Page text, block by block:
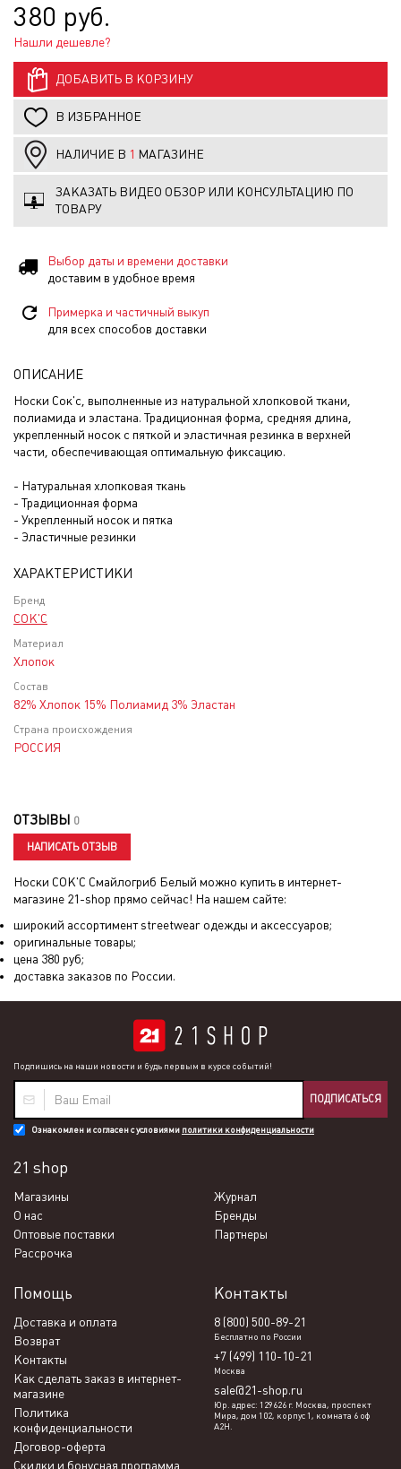
380 руб.
Нашли дешевле?
ДОБАВИТЬ В КОРЗИНУ
В ИЗБРАННОЕ
НАЛИЧИЕ В 1 МАГАЗИНЕ
ЗАКАЗАТЬ ВИДЕО ОБЗОР ИЛИ КОНСУЛЬТАЦИЮ ПО
ТОВАРУ
Выбор даты и времени доставки
доставим в удобное время
Примерка и частичный выкуп
для всех способов доставки
ОПИСАНИЕ
Носки Сок'с, выполненные из натуральной хлопковой ткани,
полиамида и эластана. Традиционная форма, средняя длина,
укрепленный носок с пяткой и эластичная резинка в верхней
части, обеспечивающая оптимальную фиксацию.
- Натуральная хлопковая ткань
- Традиционная форма
- Укрепленный носок и пятка
- Эластичные резинки
ХАРАКТЕРИСТИКИ
Бренд
СОК'С
Материал
Хлопок
Состав
82% Хлопок 15% Полиамид 3% Эластан
Страна происхождения
РОССИЯ
ОТЗЫВЫ 0
НАПИСАТЬ ОТЗЫВ
Носки СОК'С Смайлогриб Белый можно купить в интернет-
магазине 21-shop прямо сейчас! На нашем сайте:
широкий ассортимент streetwear одежды и аксессуаров;
оригинальные товары;
цена 380 руб;
доставка заказов по России.
Подпишись на наши новости и будь первым в курсе событий!
ПОДПИСАТЬСЯ
Ознакомлен и согласен с условиями политики конфиденциальности
21 shop
Магазины
Журнал
О нас
Бренды
Оптовые поставки
Партнеры
Рассрочка
Помощь
Доставка и оплата
Возврат
Контакты
Как сделать заказ в интернет-
магазине
Политика
конфиденциальности
Договор-оферта
Скидки и бонусная программа
Контакты
8 (800) 500-89-21
Бесплатно по России
+7 (499) 110-10-21
Москва
sale@21-shop.ru
Юр. адрес: 129626 г. Москва, проспект
Мира, дом 102, корпус 1, комната 6 оф
А2Н.